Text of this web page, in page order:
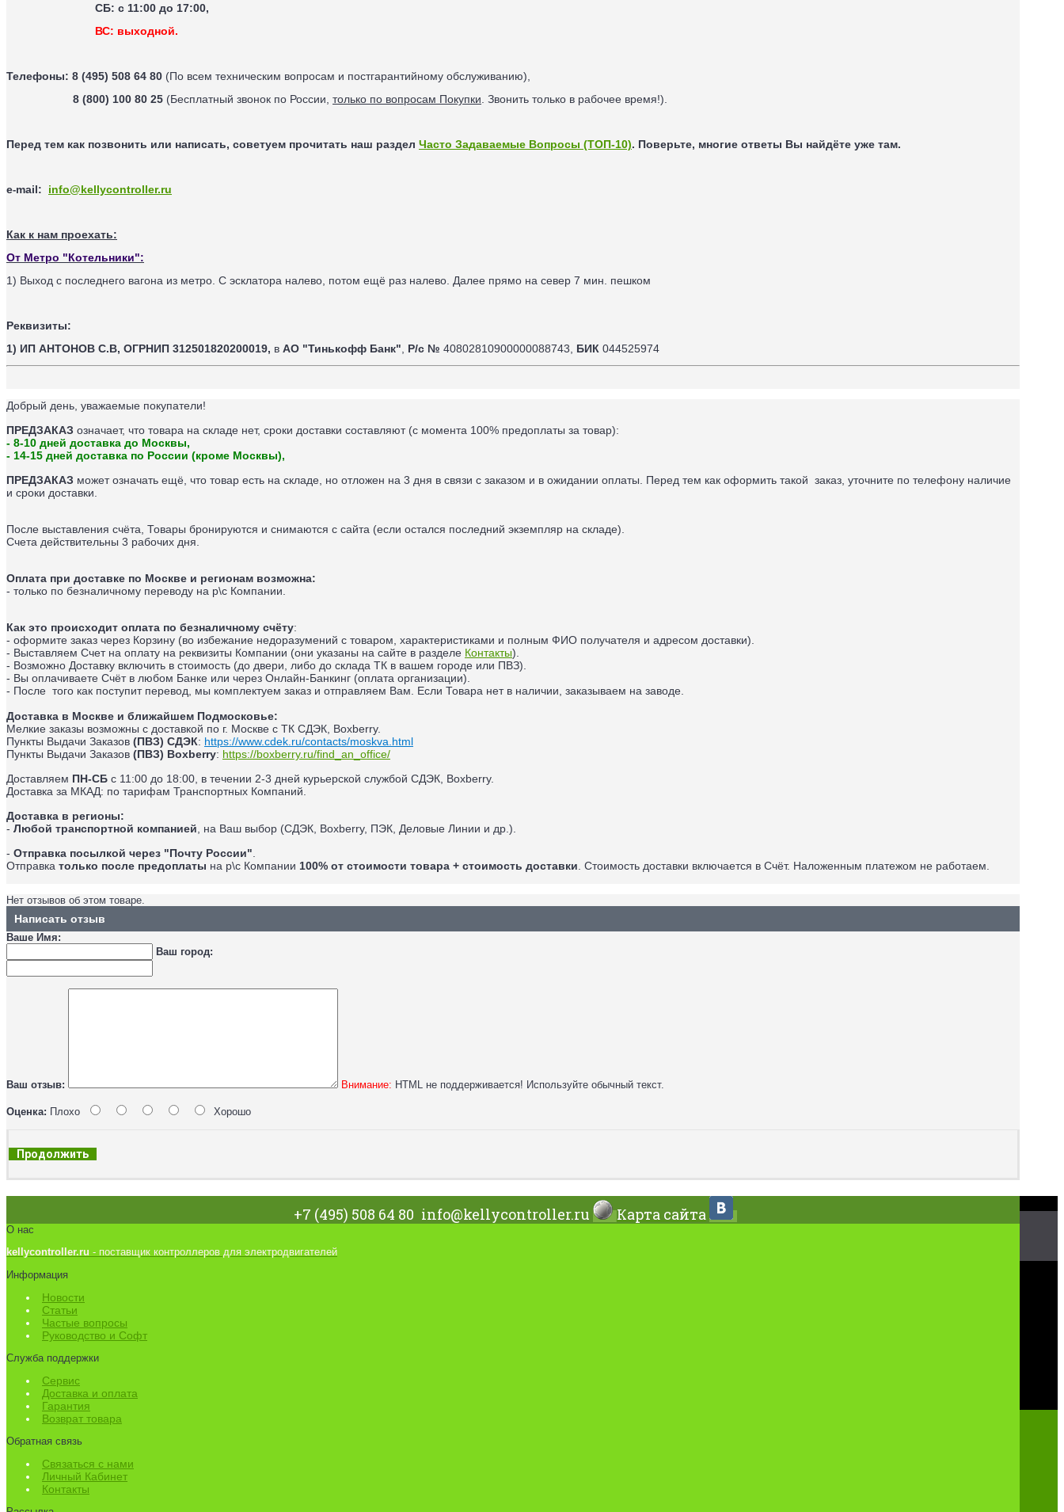
СБ: с 11:00 до 17:00,
ВС: выходной.
Телефоны: 8 (495) 508 64 80 (По всем техническим вопросам и постгарантийному обслуживанию),
8 (800) 100 80 25 (Бесплатный звонок по России, только по вопросам Покупки . Звонить только в рабочее время!).
Перед тем как позвонить или написать, советуем прочитать наш раздел Часто Задаваемые Вопросы (ТОП-10). Поверьте, многие ответы Вы найдёте уже там.
e-mail: info@kellycontroller.ru
Как к нам проехать:
От Метро "Котельники":
1) Выход с последнего вагона из метро. С эсклатора налево, потом ещё раз налево. Далее прямо на север 7 мин. пешком
Реквизиты:
1) ИП АНТОНОВ С.В, ОГРНИП 312501820200019, в АО "Тинькофф Банк" Р/с № 40802810900000088743, БИК 044525974
Добрый день, уважаемые покупатели!
ПРЕДЗАКАЗ означает, что товара на складе нет, сроки доставки составляют (с момента 100% предоплаты за товар):
- 8-10 дней доставка до Москвы,
- 14-15 дней доставка по России (кроме Москвы),
ПРЕДЗАКАЗ может означать ещё, что товар есть на складе, но отложен на 3 дня в связи с заказом и в ожидании оплаты. Перед тем как оформить такой заказ, уточните по телефону наличие
и сроки доставки.
После выставления счёта, Товары бронируются и снимаются с сайта (если остался последний экземпляр на складе).
Счета действительны 3 рабочих дня.
Оплата при доставке по Москве и регионам возможна:
- только по безналичному переводу на р\с Компании.
Как это происходит оплата по безналичному счёту:
- оформите заказ через Корзину (во избежание недоразумений с товаром, характеристиками и полным ФИО получателя и адресом доставки).
- Выставляем Счет на оплату на реквизиты Компании (они указаны на сайте в разделе Контакты).
- Возможно Доставку включить в стоимость (до двери, либо до склада ТК в вашем городе или ПВЗ).
- Вы оплачиваете Счёт в любом Банке или через Онлайн-Банкинг (оплата организации).
- После того как поступит перевод, мы комплектуем заказ и отправляем Вам. Если Товара нет в наличии, заказываем на заводе.
Доставка в Москве и ближайшем Подмосковье:
Мелкие заказы возможны с доставкой по г. Москве с ТК СДЭК, Boxberry.
Пункты Выдачи Заказов (ПВЗ) СДЭК: https://www.cdek.ru/contacts/moskva.html
Пункты Выдачи Заказов (ПВЗ) Boxberry: https://boxberry.ru/find_an_office/
Доставляем ПН-СБ с 11:00 до 18:00, в течении 2-3 дней курьерской службой СДЭК, Boxberry.
Доставка за МКАД: по тарифам Транспортных Компаний.
Доставка в регионы:
- Любой транспортной компанией , на Ваш выбор (СДЭК, Boxberry, ПЭК, Деловые Линии и др.).
- Отправка посылкой через "Почту России"
Отправка только после предоплаты на р\с Компании 100% от стоимости товара + стоимость доставки . Стоимость доставки включается в Счёт. Наложенным платежом не работаем
Нет отзывов об этом товаре.
Написать отзыв
Ваше Имя:
Ваш город:
Ваш отзыв: Внимание: HTML не поддерживается! Используйте обычный текст.
Оценка: Плохо Хорошо
Продолжить
+7 (495) 508 64 80 info@kellycontroller.ru Карта сайта
О нас
kellycontroller.ru - поставщик контроллеров для электродвигателей
Информация
Новости
Статьи
Частые вопросы
Руководство и Софт
Служба поддержки
Сервис
Доставка и оплата
Гарантия
Возврат товара
Обратная связь
Связаться с нами
Личный Кабинет
Контакты